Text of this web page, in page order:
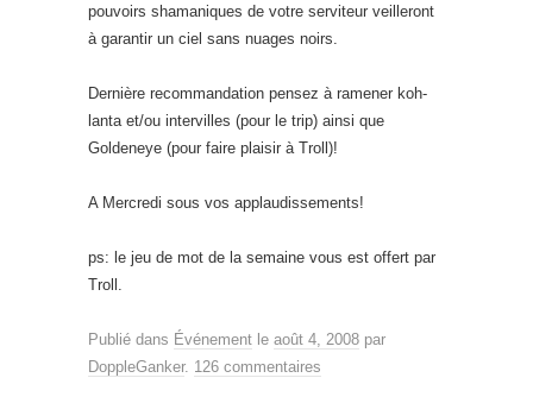
pouvoirs shamaniques de votre serviteur veilleront
à garantir un ciel sans nuages noirs.
Dernière recommandation pensez à ramener koh-
lanta et/ou intervilles (pour le trip) ainsi que
Goldeneye (pour faire plaisir à Troll)!
A Mercredi sous vos applaudissements!
ps: le jeu de mot de la semaine vous est offert par
Troll.
Publié dans Événement le août 4, 2008 par
DoppleGanker. 126 commentaires